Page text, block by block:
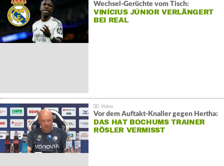
Wechsel-Gerüchte vom Tisch:
VINÍCIUS JÚNIOR VERLÄNGERT
BEI REAL
Vor dem Auftakt-Knaller gegen Hertha:
DAS HAT BOCHUMS TRAINER
RÖSLER VERMISST